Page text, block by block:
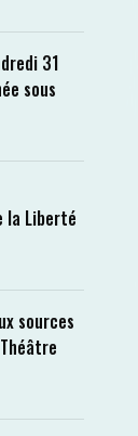
31
sous
la Liberté
sources